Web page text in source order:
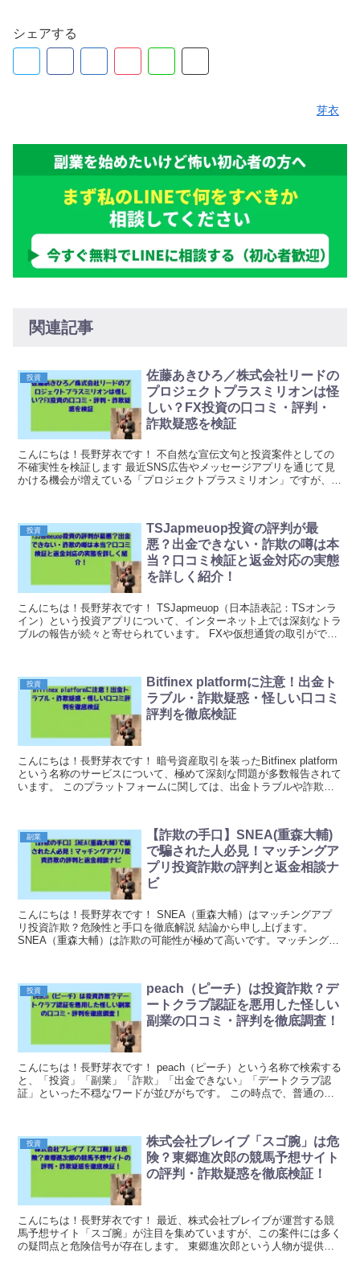
シェアする
芽衣
関連記事
投資
佐藤あきひろ／株式会社リードの
プロジェクトプラスミリオンは怪
しい？FX投資の口コミ・評判・
詐欺疑惑を検証
こんにちは！長野芽衣です！ 不自然な宣伝文句と投資案件としての
不確実性を検証します 最近SNS広告やメッセージアプリを通じて見
かける機会が増えている「プロジェクトプラスミリオン」ですが、宣
投資
TSJapmeuop投資の評判が最
悪？出金できない・詐欺の噂は本
当？口コミ検証と返金対応の実態
を詳しく紹介！
こんにちは！長野芽衣です！ TSJapmeuop（日本語表記：TSオンラ
イン）という投資アプリについて、インターネット上では深刻なトラ
ブルの報告が続々と寄せられています。 FXや仮想通貨の取引ができ
投資
Bitfinex platformに注意！出金ト
ラブル・詐欺疑惑・怪しい口コミ
評判を徹底検証
こんにちは！長野芽衣です！ 暗号資産取引を装ったBitfinex platform
という名称のサービスについて、極めて深刻な問題が多数報告されて
います。 このプラットフォームに関しては、出金トラブルや詐欺疑
副業
【詐欺の手口】SNEA(重森大輔)
で騙された人必見！マッチングア
プリ投資詐欺の評判と返金相談ナ
ビ
こんにちは！長野芽衣です！ SNEA（重森大輔）はマッチングアプ
リ投資詐欺？危険性と手口を徹底解説 結論から申し上げます。
SNEA（重森大輔）は詐欺の可能性が極めて高いです。マッチングア
投資
peach（ピーチ）は投資詐欺？デ
ートクラブ認証を悪用した怪しい
副業の口コミ・評判を徹底調査！
こんにちは！長野芽衣です！ peach（ピーチ）という名称で検索する
と、「投資」「副業」「詐欺」「出金できない」「デートクラブ認
証」といった不穏なワードが並びがちです。 この時点で、普通の副
投資
株式会社ブレイブ「スゴ腕」は危
険？東郷進次郎の競馬予想サイト
の評判・詐欺疑惑を徹底検証！
こんにちは！長野芽衣です！ 最近、株式会社ブレイブが運営する競
馬予想サイト「スゴ腕」が注目を集めていますが、この案件には多く
の疑問点と危険信号が存在します。 東郷進次郎という人物が提供す